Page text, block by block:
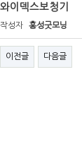
와이덱스보청기
작성자 홍성굿모닝
이전글 다음글